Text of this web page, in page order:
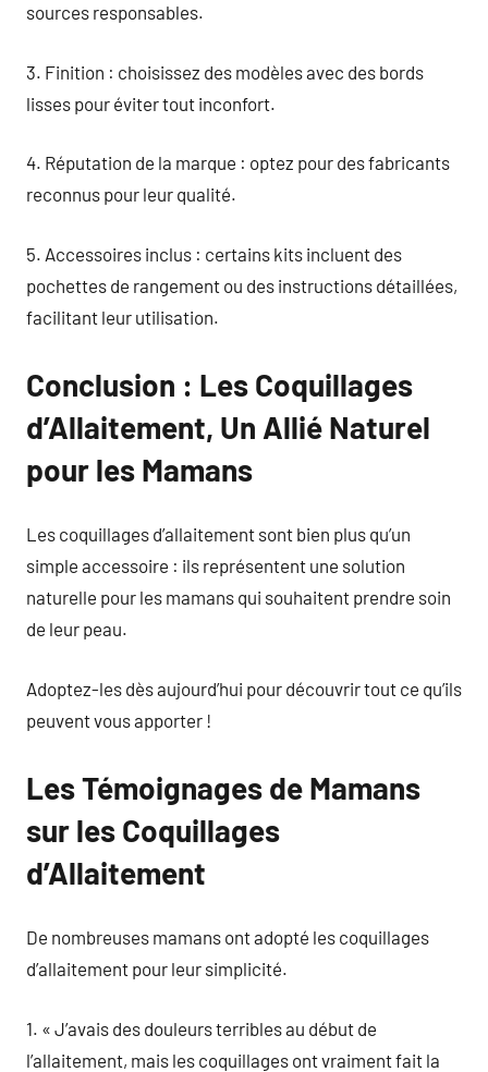
sources responsables.
3. Finition : choisissez des modèles avec des bords
lisses pour éviter tout inconfort.
4. Réputation de la marque : optez pour des fabricants
reconnus pour leur qualité.
5. Accessoires inclus : certains kits incluent des
pochettes de rangement ou des instructions détaillées,
facilitant leur utilisation.
Conclusion : Les Coquillages
d’Allaitement, Un Allié Naturel
pour les Mamans
Les coquillages d’allaitement sont bien plus qu’un
simple accessoire : ils représentent une solution
naturelle pour les mamans qui souhaitent prendre soin
de leur peau.
Adoptez-les dès aujourd’hui pour découvrir tout ce qu’ils
peuvent vous apporter !
Les Témoignages de Mamans
sur les Coquillages
d’Allaitement
De nombreuses mamans ont adopté les coquillages
d’allaitement pour leur simplicité.
1. « J’avais des douleurs terribles au début de
l’allaitement, mais les coquillages ont vraiment fait la